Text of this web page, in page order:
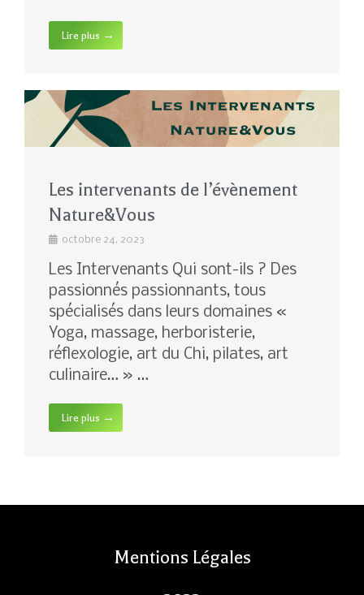
Lire plus →
Les intervenants de l’évènement
Nature&Vous
octobre 24, 2023
Les Intervenants Qui sont-ils ? Des
passionnés passionnants, tous
spécialisés dans leurs domaines «
Yoga, massage, herboristerie,
réflexologie, art du Chi, pilates, art
culinaire… » …
Lire plus →
Mentions Légales